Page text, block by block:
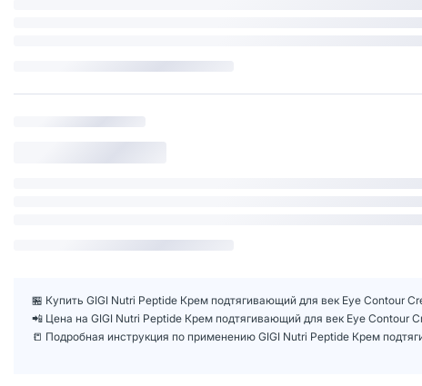
🏪 Купить GIGI Nutri Peptide Крем подтягивающий для век Eye Contour
📲 Цена на GIGI Nutri Peptide Крем подтягивающий для век Eye Contour
📒 Подробная инструкция по применению GIGI Nutri Peptide Крем